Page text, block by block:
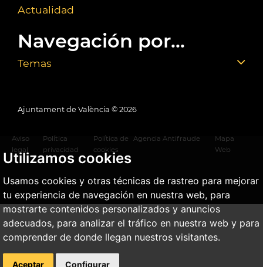
Utilizamos cookies
Usamos cookies y otras técnicas de rastreo para mejorar
tu experiencia de navegación en nuestra web, para
mostrarte contenidos personalizados y anuncios
adecuados, para analizar el tráfico en nuestra web y para
comprender de donde llegan nuestros visitantes.
Aceptar Configurar
Actualidad
Navegación por...
Temas
Ajuntament de València © 2026
Aviso
legal
Política
privacidad
Política de
cookies
Agencia Antifraude
Mapa
Web